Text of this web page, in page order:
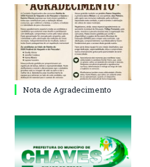
Nota de Agradecimento